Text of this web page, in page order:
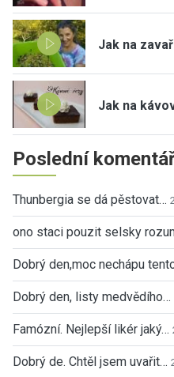
Jak na
Jak na
Poslední
Thunbergia se dá pěstovat…
ono staci pouzit selsky
Dobrý den,moc nechápu
Dobrý den, listy medvědího…
Famózní. Nejlepší likér jaký…
Dobrý de. Chtěl jsem uvařit…